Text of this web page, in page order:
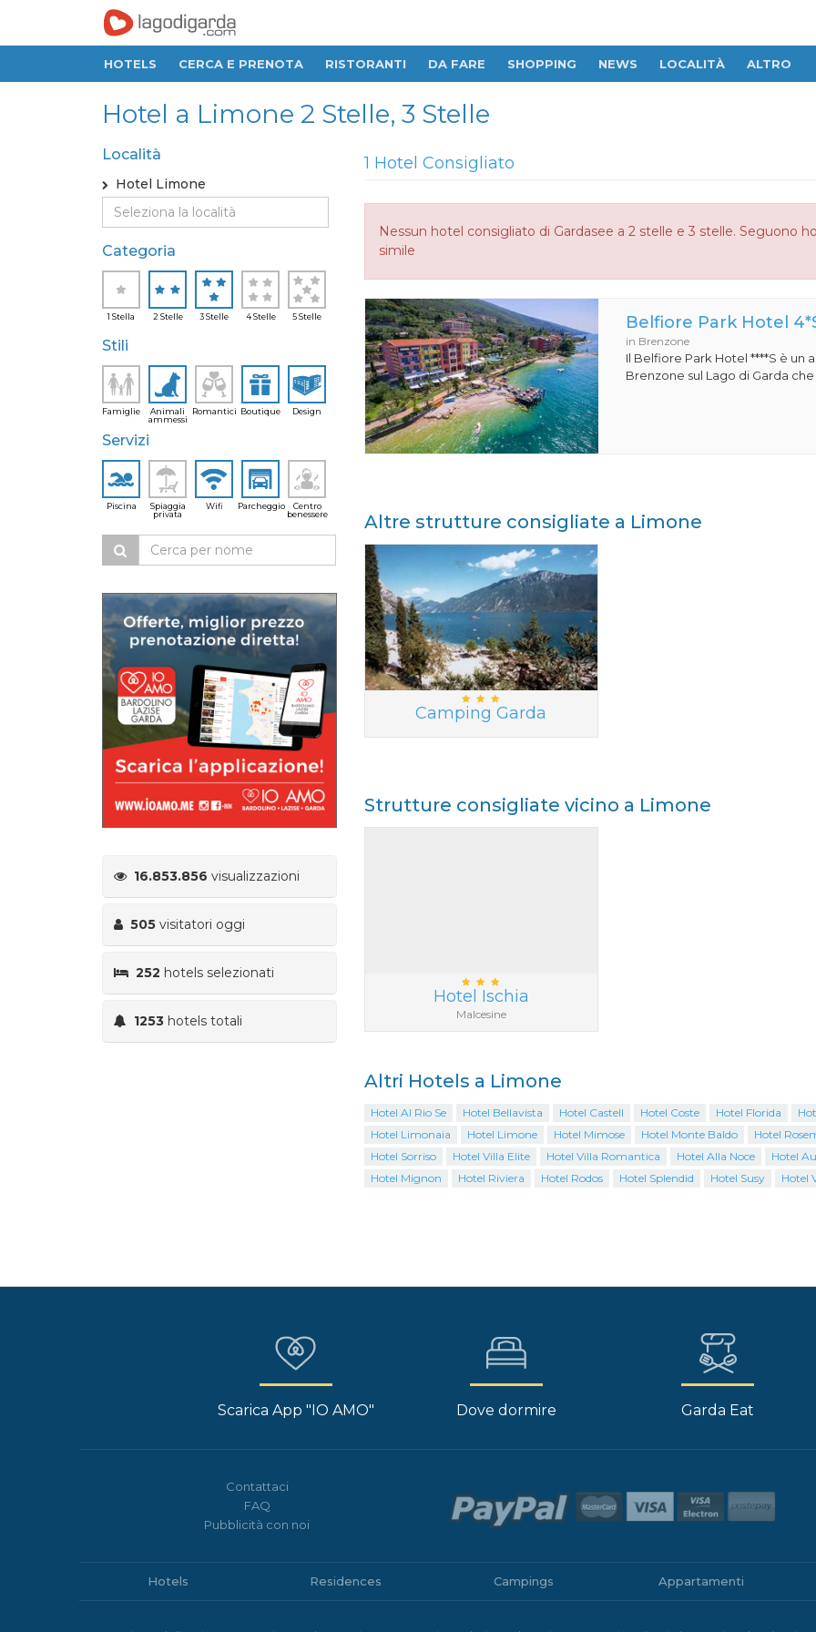
HOTELS CERCA E PRENOTA RISTORANTI DA FARE SHOPPING NEWS LOCALITÀ ALTRO
Hotel a Limone 2 Stelle, 3 Stelle
Località
Hotel Limone
Categoria
1 Stella 2 Stelle 3 Stelle 4 Stelle 5 Stelle
Stili
Famiglie
Animali
ammessi
Romantici Boutique Design
Servizi
Piscina
Spiaggia
privata
Wifi Parcheggio
Centro
benessere
16.853.856 visualizzazioni
505 visitatori oggi
252 hotels selezionati
1253 hotels totali
1 Hotel Consigliato
Nessun hotel consigliato di Gardasee a 2 stelle e 3 stelle. Seguono
simile
Belfiore Park Hotel
in Brenzone
Il Belfiore Park Hotel ****S è un
Brenzone sul Lago di Garda che
Altre strutture consigliate a Limone
Camping Garda
Strutture consigliate vicino a Limone
Hotel Ischia
Malcesine
Altri Hotels a Limone
Hotel Al Rio Se Hotel Bellavista Hotel Castell Hotel Coste Hotel Florida
Hotel Limonaia
Hotel Limone Hotel Mimose Hotel Monte Baldo
Hotel
Hotel Sorriso
Hotel Villa Elite Hotel Villa Romantica Hotel Alla Noce
Hotel
Hotel Mignon
Hotel Riviera Hotel Rodos Hotel Splendid Hotel Susy Hotel
Scarica App "IO AMO" Dove dormire Garda Eat
Contattaci
FAQ
Pubblicità con noi
Hotels Residences Campings Appartamenti